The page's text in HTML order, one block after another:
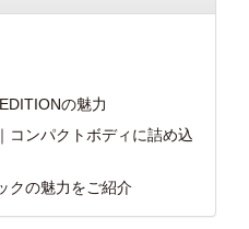
の魅力
コンパクトボディに詰め込
クの魅力をご紹介